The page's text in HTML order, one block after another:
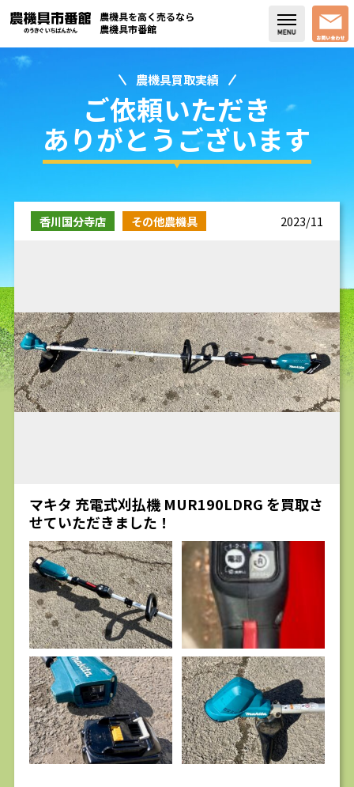
買取実績
コラム・スタッフブログ
取り扱い商品
お問い合わせ
求人
農機具を高く売るなら
農機具市番館
農機具買取実績
ご依頼いただき
ありがとうございます
香川国分寺店 その他農機具 2023/11
マキタ 充電式刈払機 MUR190LDRG を買取さ
せていただきました！